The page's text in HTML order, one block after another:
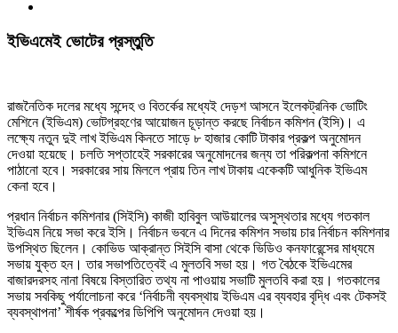
ইভিএমেই ভোটের প্রস্তুতি
রাজনৈতিক দলের মধ্যে সন্দেহ ও বিতর্কের মধ্যেই দেড়শ আসনে ইলেকট্রনিক ভোটিং
মেশিনে (ইভিএম) ভোটগ্রহণের আয়োজন চূড়ান্ত করছে নির্বাচন কমিশন (ইসি)। এ
লক্ষ্যে নতুন দুই লাখ ইভিএম কিনতে সাড়ে ৮ হাজার কোটি টাকার প্রকল্প অনুমোদন
দেওয়া হয়েছে। চলতি সপ্তাহেই সরকারের অনুমোদনের জন্য তা পরিকল্পনা কমিশনে
পাঠানো হবে। সরকারের সায় মিললে প্রায় তিন লাখ টাকায় একেকটি আধুনিক ইভিএম
কেনা হবে।
প্রধান নির্বাচন কমিশনার (সিইসি) কাজী হাবিবুল আউয়ালের অসুস্থতার মধ্যে গতকাল
ইভিএম নিয়ে সভা করে ইসি। নির্বাচন ভবনে এ দিনের কমিশন সভায় চার নির্বাচন কমিশনার
উপস্থিত ছিলেন। কোভিড আক্রান্ত সিইসি বাসা থেকে ভিডিও কনফারেন্সের মাধ্যমে
সভায় যুক্ত হন। তার সভাপতিত্বেই এ মুলতবি সভা হয়। গত বৈঠকে ইভিএমের
বাজারদরসহ নানা বিষয়ে বিস্তারিত তথ্য না পাওয়ায় সভাটি মুলতবি করা হয়। গতকালের
সভায় সবকিছু পর্যালোচনা করে ‘নির্বাচনী ব্যবস্থায় ইভিএম এর ব্যবহার বৃদ্ধি এবং টেকসই
ব্যবস্থাপনা’ শীর্ষক প্রকল্পের ডিপিপি অনুমোদন দেওয়া হয়।